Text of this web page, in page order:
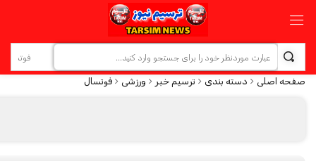
صفحه اصلی دسته بندی ترسیم خبر ورزشی فوتسال